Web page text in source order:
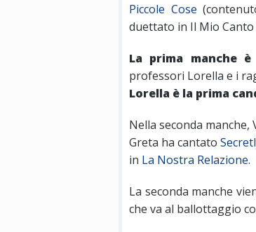
Piccole Cose
duettato in Il Mio Canto
La prima manche
professori Lorella e i
Lorella è la prima
Nella seconda
Greta ha cantato
in La Nostra Relazione.
La seconda manche
che va al ballottaggio